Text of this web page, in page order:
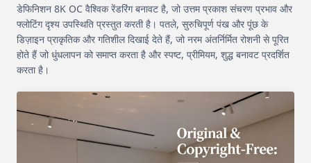
डेफिनिशन 8K OC वैश्विक रेंडरिंग बनावट है, जो उत्तम प्रकाश संचरण प्रभाव और
फ्लोटिंग दृश्य उपस्थिति प्रस्तुत करती है। पतले, सुरुचिपूर्ण पंख और पूंछ के
डिज़ाइन प्राकृतिक और गतिशील दिखाई देते हैं, जो नरम अंतर्निर्मित रोशनी से पूरित
होते हैं जो धुंधलापन को समाप्त करता है और स्पष्ट, प्रीमियम, शुद्ध बनावट प्रदर्शित
करता है।